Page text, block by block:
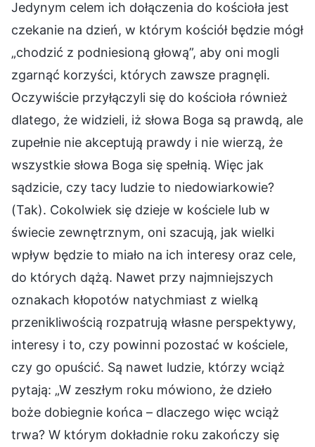
Jedynym celem ich dołączenia do kościoła jest
czekanie na dzień, w którym kościół będzie mógł
„chodzić z podniesioną głową”, aby oni mogli
zgarnąć korzyści, których zawsze pragnęli.
Oczywiście przyłączyli się do kościoła również
dlatego, że widzieli, iż słowa Boga są prawdą, ale
zupełnie nie akceptują prawdy i nie wierzą, że
wszystkie słowa Boga się spełnią. Więc jak
sądzicie, czy tacy ludzie to niedowiarkowie?
(Tak). Cokolwiek się dzieje w kościele lub w
świecie zewnętrznym, oni szacują, jak wielki
wpływ będzie to miało na ich interesy oraz cele,
do których dążą. Nawet przy najmniejszych
oznakach kłopotów natychmiast z wielką
przenikliwością rozpatrują własne perspektywy,
interesy i to, czy powinni pozostać w kościele,
czy go opuścić. Są nawet ludzie, którzy wciąż
pytają: „W zeszłym roku mówiono, że dzieło
boże dobiegnie końca – dlaczego więc wciąż
trwa? W którym dokładnie roku zakończy się